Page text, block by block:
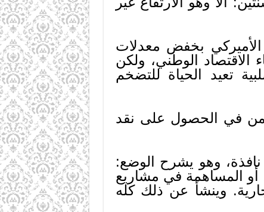
بخفض معدلات
الاقتصاد الوطني، ولكن
تعيد الحياة للتضخم
في الحصول على نقد
وهو يشرح الوضع:
أو المساهمة في مشاريع
وينشأ عن ذلك كله